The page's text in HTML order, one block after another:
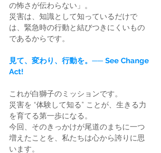
の怖さが伝わらない」。
災害は、知識として知っているだけで
は、緊急時の行動と結びつきにくいもの
であるからです。
見て、変わり、行動を。── See Change
Act!
これが白獅子のミッションです。
災害を “体験して知る” ことが、生きる力
を育てる第一歩になる。
今回、そのきっかけが尾道のまちに一つ
増えたことを、私たちは心から誇りに思
います。